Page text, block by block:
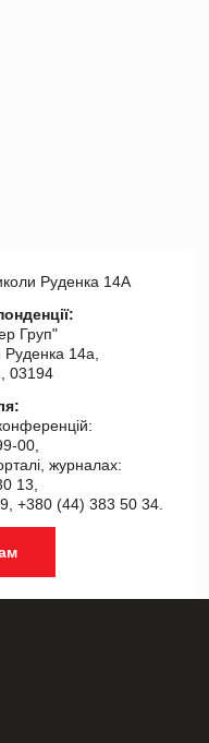
Руденка 14А
Груп"
14а,
03194
00,
журналах:
13,
+380 (44) 383 50 34.